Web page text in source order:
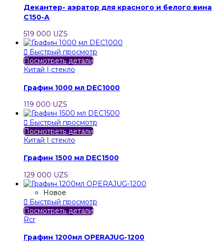
Декантер- аэратор для красного и белого вина
C150-A
519 000 UZS
 Быстрый просмотр
Посмотреть детали
Китай | стекло
Графин 1000 мл DEC1000
119 000 UZS
 Быстрый просмотр
Посмотреть детали
Китай | стекло
Графин 1500 мл DEC1500
129 000 UZS
Новое
 Быстрый просмотр
Посмотреть детали
Rcr
Графин 1200мл OPERAJUG-1200